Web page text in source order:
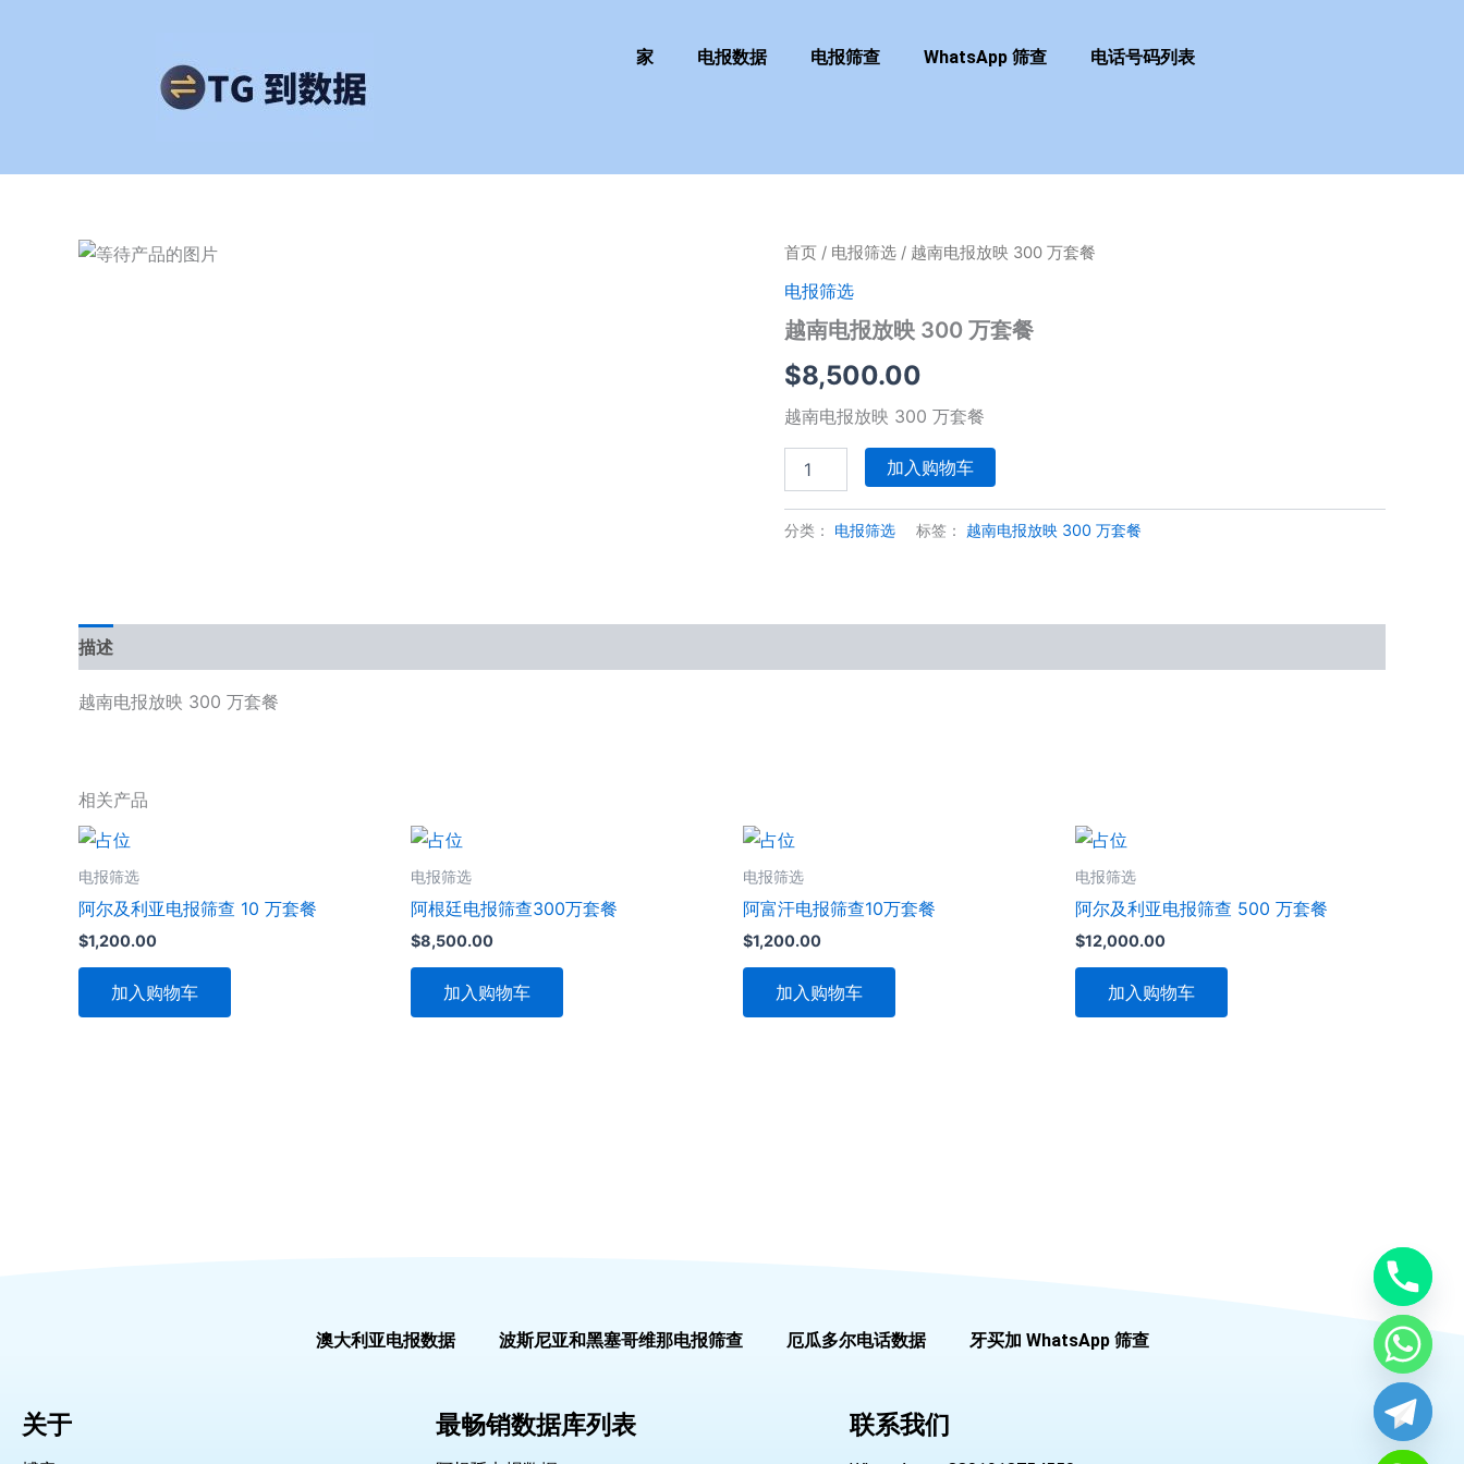
家 电报数据 电报筛查 WhatsApp 筛查 电话号码列表
首页 / 电报筛选 / 越南电报放映 300 万套餐
电报筛选
越南电报放映 300 万套餐
$8,500.00
越南电报放映 300 万套餐
越
电
放
300
套
餐
量
加入购物车
分类： 电报筛选 标签： 越南电报放映 300 万套餐
描述
越南电报放映 300 万套餐
相关产品
电报筛选
阿尔及利亚电报筛查 10 万套餐
$1,200.00
加入购物车
电报筛选
阿根廷电报筛查300万套餐
$8,500.00
加入购物车
电报筛选
阿富汗电报筛查10万套餐
$1,200.00
加入购物车
电报筛选
阿尔及利亚电报筛查 500 万套餐
$12,000.00
加入购物车
澳大利亚电报数据 波斯尼亚和黑塞哥维那电报筛查 厄瓜多尔电话数据 牙买加 WhatsApp 筛查
关于 最畅销数据库列表 联系我们